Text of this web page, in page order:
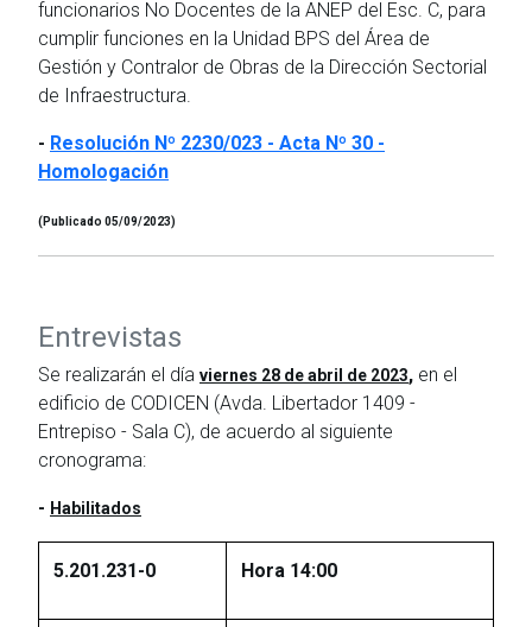
funcionarios No Docentes de la ANEP del Esc. C, para
cumplir funciones en la Unidad BPS del Área de
Gestión y Contralor de Obras de la Dirección Sectorial
de Infraestructura.
- Resolución Nº 2230/023 - Acta Nº 30 -
Homologación
(Publicado 05/09/2023)
Entrevistas
Se realizarán el día viernes 28 de abril de 2023, en el
edificio de CODICEN (Avda. Libertador 1409 -
Entrepiso - Sala C), de acuerdo al siguiente
cronograma:
- Habilitados
5.201.231-0 Hora 14:00